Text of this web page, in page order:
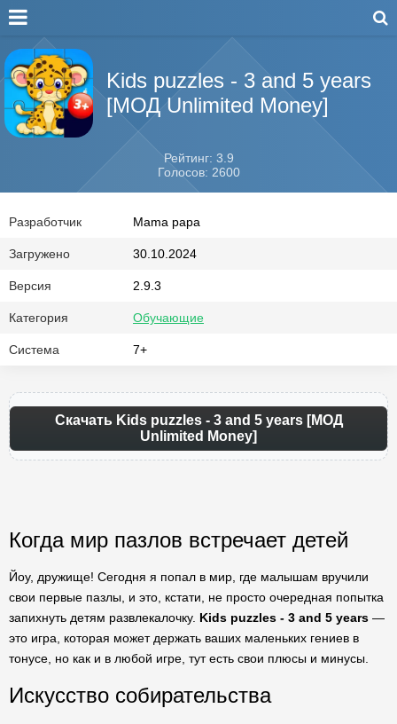
Kids puzzles - 3 and 5 years
[МОД Unlimited Money]
Рейтинг: 3.9
Голосов: 2600
Разработчик Mama papa
Загружено 30.10.2024
Версия 2.9.3
Категория Обучающие
Система 7+
Скачать Kids puzzles - 3 and 5 years [МОД
Unlimited Money]
Когда мир пазлов встречает детей
Йоу, дружище! Сегодня я попал в мир, где малышам вручили
свои первые пазлы, и это, кстати, не просто очередная попытка
запихнуть детям развлекалочку. Kids puzzles - 3 and 5 years —
это игра, которая может держать ваших маленьких гениев в
тонусе, но как и в любой игре, тут есть свои плюсы и минусы.
Искусство собирательства